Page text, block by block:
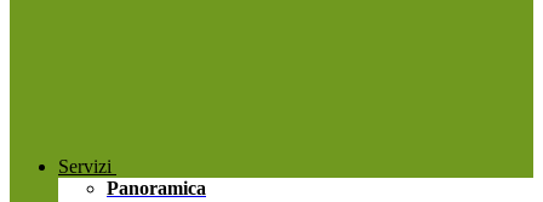
Servizi
Panoramica